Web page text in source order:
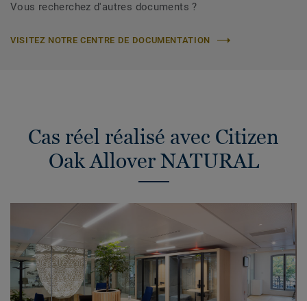
Vous recherchez d'autres documents ?
VISITEZ NOTRE CENTRE DE DOCUMENTATION
Cas réel réalisé avec Citizen
Oak Allover NATURAL